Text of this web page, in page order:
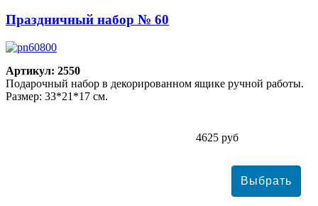
Праздничный набор № 60
Артикул: 2550
Подарочный набор в декорированном ящике ручной работы.
Размер: 33*21*17 см.
4625 руб